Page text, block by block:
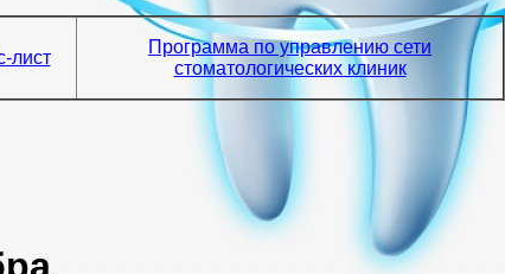
лист
Программа по управлению сети
стоматологических клиник